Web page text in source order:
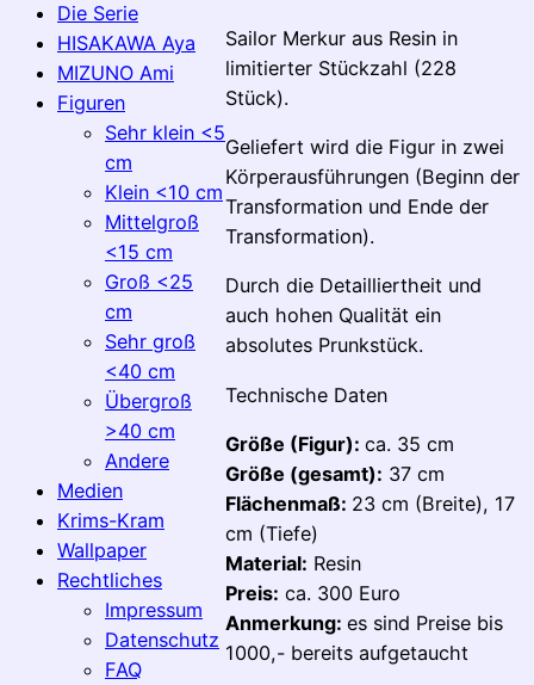
Die Serie
HISAKAWA Aya
MIZUNO Ami
Figuren
Sehr klein <5
cm
Klein <10 cm
Mittelgroß
<15 cm
Groß <25
cm
Sehr groß
<40 cm
Übergroß
>40 cm
Andere
Medien
Krims-Kram
Wallpaper
Rechtliches
Impressum
Datenschutz
FAQ
Sailor Merkur aus Resin in
limitierter Stückzahl (228
Stück).
Geliefert wird die Figur in zwei
Körperausführungen (Beginn der
Transformation und Ende der
Transformation).
Durch die Detailliertheit und
auch hohen Qualität ein
absolutes Prunkstück.
Technische Daten
Größe (Figur):ca. 35 cm
Größe (gesamt): 37 cm
Flächenmaß: 23 cm (Breite), 17
cm (Tiefe)
Material: Resin
Preis: ca. 300 Euro
Anmerkung:es sind Preise bis
1000,- bereits aufgetaucht